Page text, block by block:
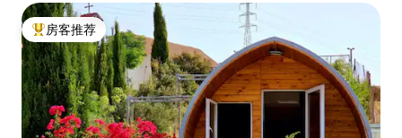
热门「房客推荐」
房客推荐